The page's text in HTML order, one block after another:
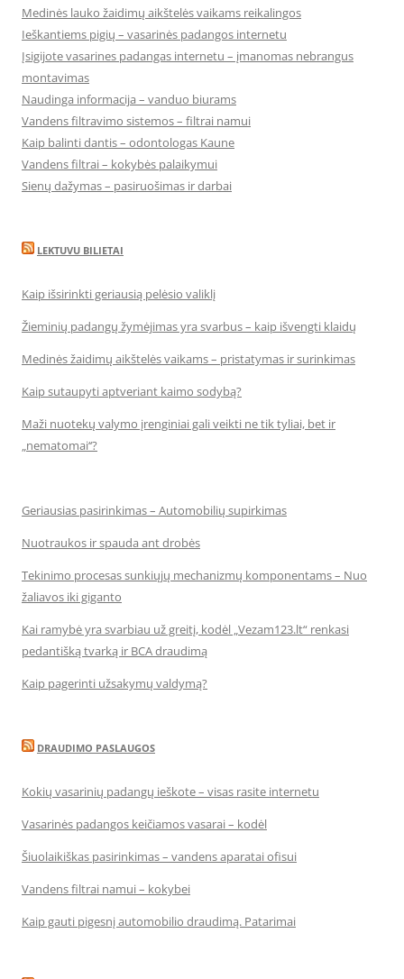
Medinės lauko žaidimų aikštelės vaikams reikalingos
Ieškantiems pigių – vasarinės padangos internetu
Įsigijote vasarines padangas internetu – įmanomas nebrangus
montavimas
Naudinga informacija – vanduo biurams
Vandens filtravimo sistemos – filtrai namui
Kaip balinti dantis – odontologas Kaune
Vandens filtrai – kokybės palaikymui
Sienų dažymas – pasiruošimas ir darbai
LEKTUVU BILIETAI
Kaip išsirinkti geriausią pelėsio valiklį
Žieminių padangų žymėjimas yra svarbus – kaip išvengti klaidų
Medinės žaidimų aikštelės vaikams – pristatymas ir surinkimas
Kaip sutaupyti aptveriant kaimo sodybą?
Maži nuotekų valymo įrenginiai gali veikti ne tik tyliai, bet ir
„nematomai‘‘?
Geriausias pasirinkimas – Automobilių supirkimas
Nuotraukos ir spauda ant drobės
Tekinimo procesas sunkiųjų mechanizmų komponentams – Nuo
žaliavos iki giganto
Kai ramybė yra svarbiau už greitį, kodėl „Vezam123.lt“ renkasi
pedantišką tvarką ir BCA draudimą
Kaip pagerinti užsakymų valdymą?
DRAUDIMO PASLAUGOS
Kokių vasarinių padangų ieškote – visas rasite internetu
Vasarinės padangos keičiamos vasarai – kodėl
Šiuolaikiškas pasirinkimas – vandens aparatai ofisui
Vandens filtrai namui – kokybei
Kaip gauti pigesnį automobilio draudimą. Patarimai